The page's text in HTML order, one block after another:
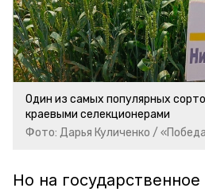
Один из самых популярных
краевыми селекционерами
Фото: Дарья Куличенко /
Но на